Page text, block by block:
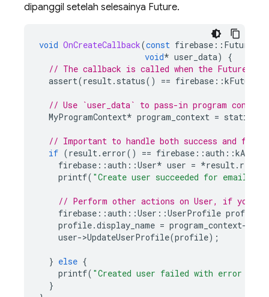
dipanggil setelah selesainya Future.
void OnCreateCallback(const firebase ::
void* user_data)
{
// The callback is called when the Future
assert(result. status() == firebase ::
// Use `user_data` to pass-in program
MyProgramContext* program_context =
// Important to handle both success and
if (result. error() == firebase ::auth ::
firebase ::auth ::User* user = *result. result
printf( "Create user succeeded for email %s
// Perform other actions on User, if you
firebase ::auth ::User ::UserProfile profile
profile.display_name = program_context-
user->UpdateUserProfile(profile);
} else {
printf( "Created user failed with error '%s'
}